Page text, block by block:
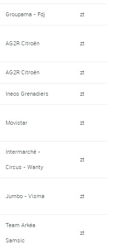
Groupama - Fdj zt
AG2R Citroën zt
AG2R Citroën zt
Ineos Grenadiers zt
Movistar zt
Intermarché -
Circus - Wanty
zt
Jumbo - Visma zt
Team Arkéa
Samsic
zt